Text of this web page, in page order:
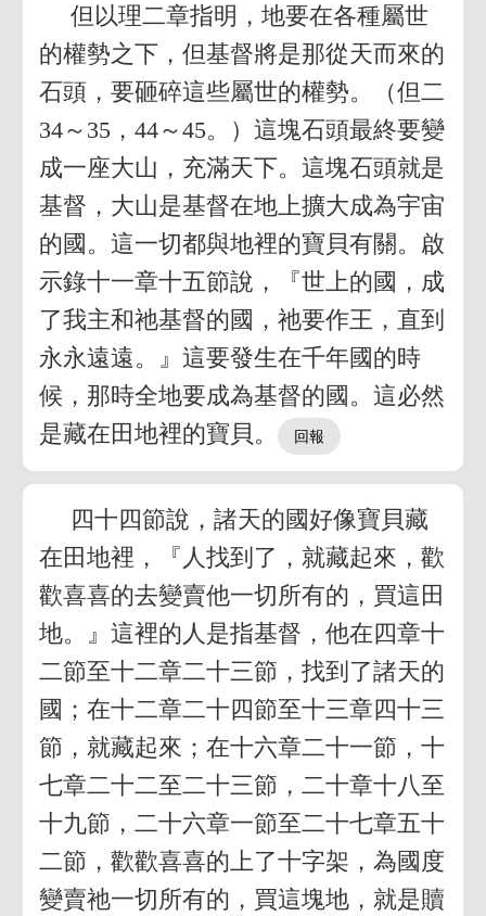
但以理二章指明，地要在各種屬世
的權勢之下，但基督將是那從天而來的
石頭，要砸碎這些屬世的權勢。（但二
34～35，44～45。）這塊石頭最終要變
成一座大山，充滿天下。這塊石頭就是
基督，大山是基督在地上擴大成為宇宙
的國。這一切都與地裡的寶貝有關。啟
示錄十一章十五節說，『世上的國，成
了我主和祂基督的國，祂要作王，直到
永永遠遠。』這要發生在千年國的時
候，那時全地要成為基督的國。這必然
是藏在田地裡的寶貝。
四十四節說，諸天的國好像寶貝藏
在田地裡，『人找到了，就藏起來，歡
歡喜喜的去變賣他一切所有的，買這田
地。』這裡的人是指基督，他在四章十
二節至十二章二十三節，找到了諸天的
國；在十二章二十四節至十三章四十三
節，就藏起來；在十六章二十一節，十
七章二十二至二十三節，二十章十八至
十九節，二十六章一節至二十七章五十
二節，歡歡喜喜的上了十字架，為國度
變賣祂一切所有的，買這塊地，就是贖